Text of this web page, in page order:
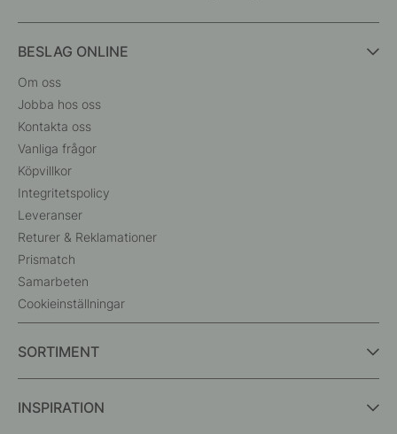
BESLAG ONLINE
Om oss
Jobba hos oss
Kontakta oss
Vanliga frågor
Köpvillkor
Integritetspolicy
Leveranser
Returer & Reklamationer
Prismatch
Samarbeten
Cookieinställningar
SORTIMENT
INSPIRATION